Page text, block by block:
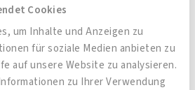
Cookies
um Inhalte und Anzeigen zu
für soziale Medien anbieten zu
auf unsere Website zu analysieren.
zu Ihrer Verwendung
Pro-Vi 5